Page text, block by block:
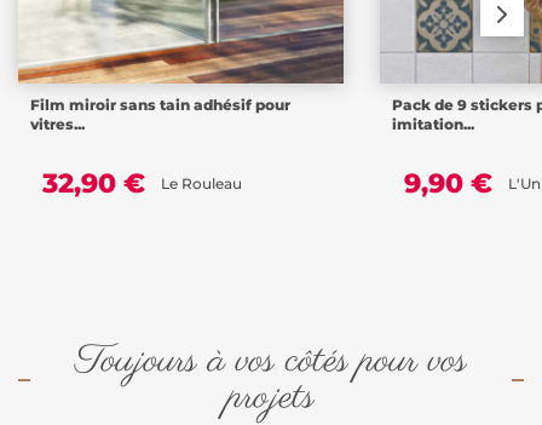
Film miroir sans tain adhésif pour
vitres...
32,90 € Le Rouleau
Pack de 9 stickers
imitation...
9,90 €
Toujours à vos côtés pour vos
projets